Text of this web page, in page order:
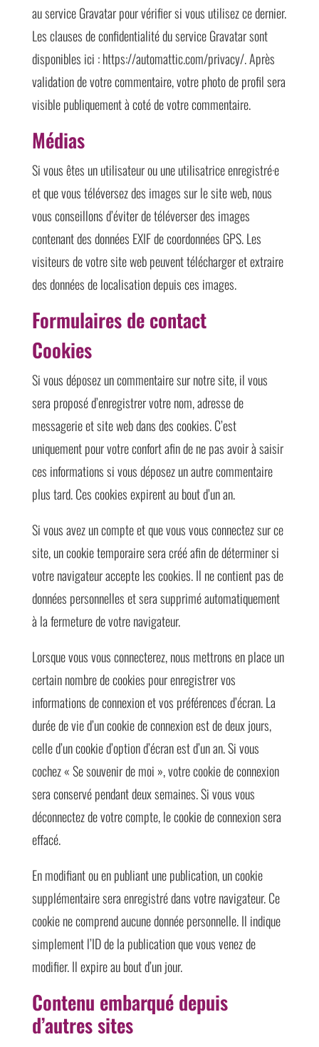
au service Gravatar pour vérifier si vous utilisez ce dernier.
Les clauses de confidentialité du service Gravatar sont
disponibles ici : https://automattic.com/privacy/. Après
validation de votre commentaire, votre photo de profil sera
visible publiquement à coté de votre commentaire.
Médias
Si vous êtes un utilisateur ou une utilisatrice enregistré·e
et que vous téléversez des images sur le site web, nous
vous conseillons d’éviter de téléverser des images
contenant des données EXIF de coordonnées GPS. Les
visiteurs de votre site web peuvent télécharger et extraire
des données de localisation depuis ces images.
Formulaires de contact
Cookies
Si vous déposez un commentaire sur notre site, il vous
sera proposé d’enregistrer votre nom, adresse de
messagerie et site web dans des cookies. C’est
uniquement pour votre confort afin de ne pas avoir à saisir
ces informations si vous déposez un autre commentaire
plus tard. Ces cookies expirent au bout d’un an.
Si vous avez un compte et que vous vous connectez sur ce
site, un cookie temporaire sera créé afin de déterminer si
votre navigateur accepte les cookies. Il ne contient pas de
données personnelles et sera supprimé automatiquement
à la fermeture de votre navigateur.
Lorsque vous vous connecterez, nous mettrons en place un
certain nombre de cookies pour enregistrer vos
informations de connexion et vos préférences d’écran. La
durée de vie d’un cookie de connexion est de deux jours,
celle d’un cookie d’option d’écran est d’un an. Si vous
cochez « Se souvenir de moi », votre cookie de connexion
sera conservé pendant deux semaines. Si vous vous
déconnectez de votre compte, le cookie de connexion sera
effacé.
En modifiant ou en publiant une publication, un cookie
supplémentaire sera enregistré dans votre navigateur. Ce
cookie ne comprend aucune donnée personnelle. Il indique
simplement l’ID de la publication que vous venez de
modifier. Il expire au bout d’un jour.
Contenu embarqué depuis
d’autres sites